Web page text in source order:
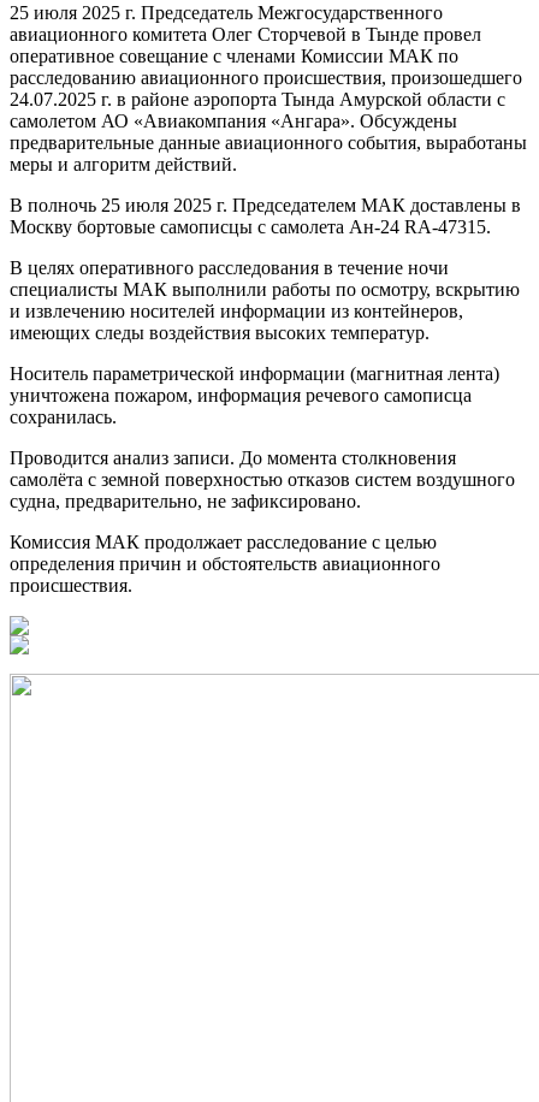
25 июля 2025 г. Председатель Межгосударственного
авиационного комитета Олег Сторчевой в Тынде провел
оперативное совещание с членами Комиссии МАК по
расследованию авиационного происшествия, произошедшего
24.07.2025 г. в районе аэропорта Тында Амурской области с
самолетом АО «Авиакомпания «Ангара». Обсуждены
предварительные данные авиационного события, выработаны
меры и алгоритм действий.
В полночь 25 июля 2025 г. Председателем МАК доставлены в
Москву бортовые самописцы с самолета Ан-24 RA-47315.
В целях оперативного расследования в течение ночи
специалисты МАК выполнили работы по осмотру, вскрытию
и извлечению носителей информации из контейнеров,
имеющих следы воздействия высоких температур.
Носитель параметрической информации (магнитная лента)
уничтожена пожаром, информация речевого самописца
сохранилась.
Проводится анализ записи. До момента столкновения
самолёта с земной поверхностью отказов систем воздушного
судна, предварительно, не зафиксировано.
Комиссия МАК продолжает расследование с целью
определения причин и обстоятельств авиационного
происшествия.